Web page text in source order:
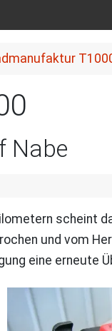
Nabe
scheint
und vom
eine erneute